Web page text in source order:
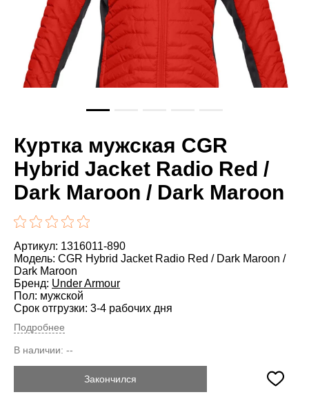
Куртка мужская CGR
Hybrid Jacket Radio Red /
Dark Maroon / Dark Maroon
Артикул: 1316011-890
Модель: CGR Hybrid Jacket Radio Red / Dark Maroon /
Dark Maroon
Бренд: Under Armour
Пол: мужской
Срок отгрузки: 3-4 рабочих дня
Подробнее
В наличии: --
Закончился